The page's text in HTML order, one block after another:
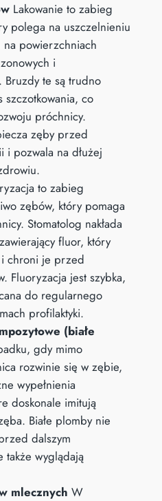
Lakowanie to zabieg
polega na uszczelnieniu
powierzchniach
i
te są trudno
co
próchnicy.
zęby przed
i pozwala na dłużej
to zabieg
zębów, który pomaga
Stomatolog nakłada
fluor, który
chroni je przed
Fluoryzacja jest szybka,
do regularnego
profilaktyki.
(białe
gdy mimo
rozwinie się w zębie,
wypełnienia
doskonale imitują
Białe plomby nie
dalszym
także wyglądają
mlecznych W